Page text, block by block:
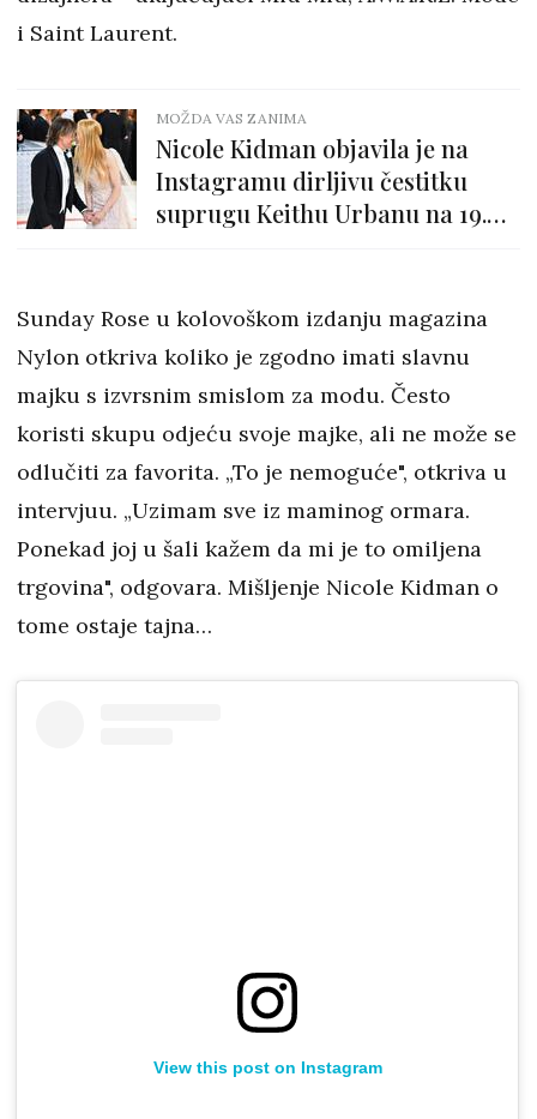
i Saint Laurent.
MOŽDA VAS ZANIMA
Nicole Kidman objavila je na
Instagramu dirljivu čestitku
suprugu Keithu Urbanu na 19.
Sunday Rose u kolovoškom izdanju magazina
Nylon otkriva koliko je zgodno imati slavnu
majku s izvrsnim smislom za modu. Često
koristi skupu odjeću svoje majke, ali ne može se
odlučiti za favorita. „To je nemoguće", otkriva u
intervjuu. „Uzimam sve iz maminog ormara.
Ponekad joj u šali kažem da mi je to omiljena
trgovina", odgovara. Mišljenje Nicole Kidman o
tome ostaje tajna…
View this post on Instagram